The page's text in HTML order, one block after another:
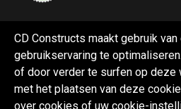
CD Constructs maakt gebruik
gebruikservaring te
of door verder te surfen op deze
met het plaatsen van deze
over cookies of uw cookie-
Referenties Nieuws